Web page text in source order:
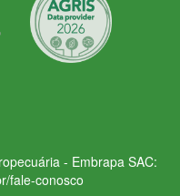
- Embrapa SAC:
fale-conosco